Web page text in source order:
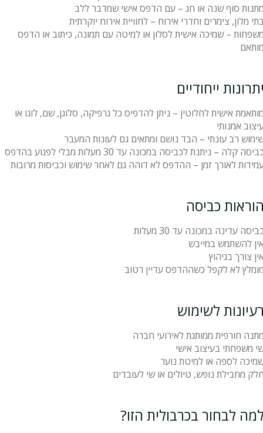
סוף שנה או חג – עם הדפס אישי שמדבר ללב
מלון, צימרים וחדרי אירוח – לחוויית אירוח יוקרתית
– שמיכה אישית לסלון או למיטה עם תמונה, כיתוב או הדפס
ייחודיים
אישית לחלוטין – ניתן להדפיס כל גרפיקה, סלוגן, שם, לוגו או
אמנותי
רב עונתי – הבד נושם ומתאים גם לעונות המעבר
קלה – ניתנת לכביסה במכונה עד 30 מעלות מבלי לפגוע בהדפס
לאורך זמן – ההדפס לא דוהה גם לאחר שימוש וכביסות מרובות
כביסה
עדינה במכונה עד 30 מעלות
להשתמש במייבש
צורך בגיהוץ
לא לקפל כשההדפס עדיין רטוב
לשימוש
חורפית ממותגת לאירועי חברה
משפחתי בעיצוב אישי
לספה או למיטת נוער
מחבילת נופש, טיולים או שי לעובדים
לבחור בכרבולית הזו?